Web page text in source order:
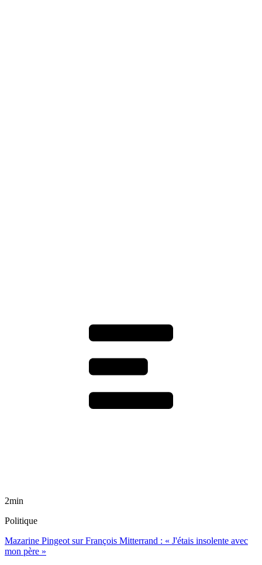
2min
Politique
Mazarine Pingeot sur François Mitterrand : « J'étais insolente avec
mon père »